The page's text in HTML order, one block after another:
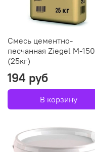
Смесь цементно-
песчанная Ziegel М-150
(25кг)
194 руб
В корзину